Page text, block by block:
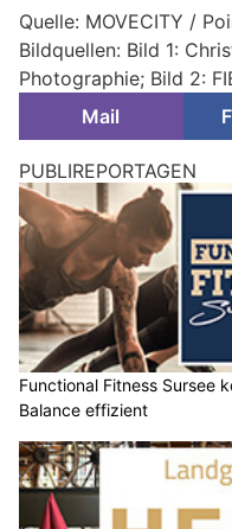
Quelle: MOVECITY /
Bildquellen: Bild 1:
Photographie; Bild 2:
Mail
PUBLIREPORTAGEN
Functional Fitness Sursee
Balance effizient